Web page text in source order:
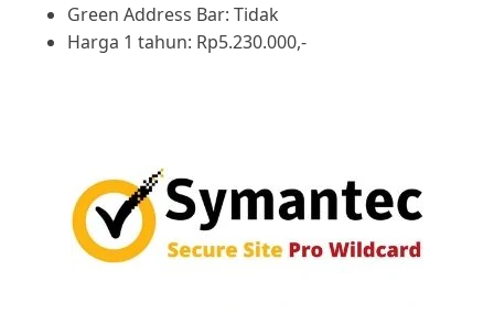
Green Address Bar: Tidak
Harga 1 tahun: Rp5.230.000,-